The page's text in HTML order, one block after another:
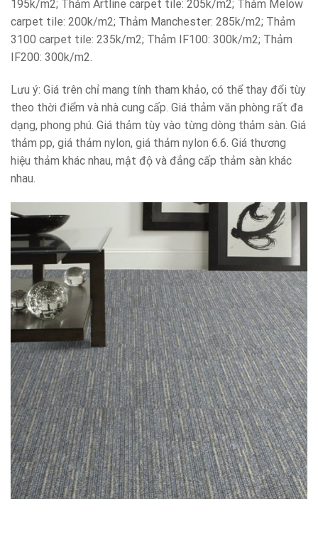
195k/m2; Thảm Artline carpet tile: 205k/m2; Thảm Melow
carpet tile: 200k/m2; Thảm Manchester: 285k/m2; Thảm
3100 carpet tile: 235k/m2; Thảm IF100: 300k/m2; Thảm
IF200: 300k/m2.
Lưu ý: Giá trên chỉ mang tính tham khảo, có thể thay đổi tùy
theo thời điểm và nhà cung cấp. Giá thảm văn phòng rất đa
dạng, phong phú. Giá thảm tùy vào từng dòng thảm sàn. Giá
thảm pp, giá thảm nylon, giá thảm nylon 6.6. Giá thương
hiệu thảm khác nhau, mật độ và đẳng cấp thảm sàn khác
nhau.